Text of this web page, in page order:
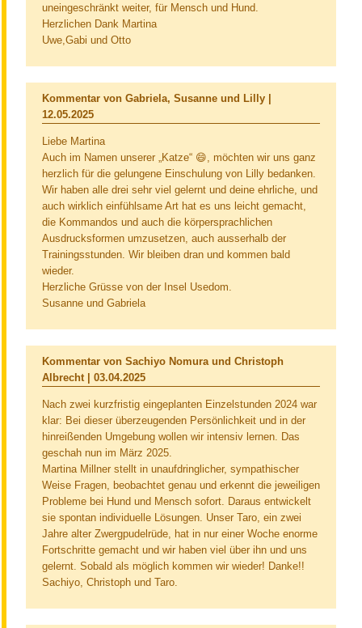
uneingeschränkt weiter, für Mensch und Hund.
Herzlichen Dank Martina
Uwe,Gabi und Otto
Kommentar von Gabriela, Susanne und Lilly |
12.05.2025
Liebe Martina
Auch im Namen unserer „Katze“ 😄, möchten wir uns ganz
herzlich für die gelungene Einschulung von Lilly bedanken.
Wir haben alle drei sehr viel gelernt und deine ehrliche, und
auch wirklich einfühlsame Art hat es uns leicht gemacht,
die Kommandos und auch die körpersprachlichen
Ausdrucksformen umzusetzen, auch ausserhalb der
Trainingsstunden. Wir bleiben dran und kommen bald
wieder.
Herzliche Grüsse von der Insel Usedom.
Susanne und Gabriela
Kommentar von Sachiyo Nomura und Christoph
Albrecht | 03.04.2025
Nach zwei kurzfristig eingeplanten Einzelstunden 2024 war
klar: Bei dieser überzeugenden Persönlichkeit und in der
hinreißenden Umgebung wollen wir intensiv lernen. Das
geschah nun im März 2025.
Martina Millner stellt in unaufdringlicher, sympathischer
Weise Fragen, beobachtet genau und erkennt die jeweiligen
Probleme bei Hund und Mensch sofort. Daraus entwickelt
sie spontan individuelle Lösungen. Unser Taro, ein zwei
Jahre alter Zwergpudelrüde, hat in nur einer Woche enorme
Fortschritte gemacht und wir haben viel über ihn und uns
gelernt. Sobald als möglich kommen wir wieder! Danke!!
Sachiyo, Christoph und Taro.